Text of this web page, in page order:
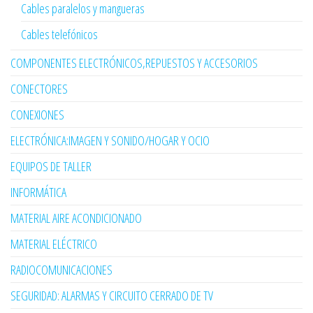
Cables paralelos y mangueras
Cables telefónicos
COMPONENTES ELECTRÓNICOS,REPUESTOS Y ACCESORIOS
CONECTORES
CONEXIONES
ELECTRÓNICA:IMAGEN Y SONIDO/HOGAR Y OCIO
EQUIPOS DE TALLER
INFORMÁTICA
MATERIAL AIRE ACONDICIONADO
MATERIAL ELÉCTRICO
RADIOCOMUNICACIONES
SEGURIDAD: ALARMAS Y CIRCUITO CERRADO DE TV